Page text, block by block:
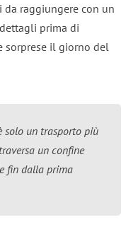
da raggiungere con un
prima di
sorprese il giorno del
solo un trasporto più
un confine
fin dalla prima